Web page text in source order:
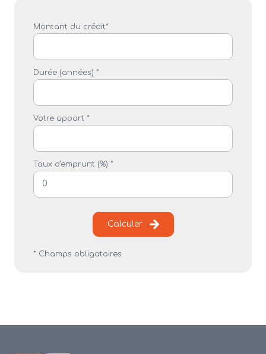
Montant du crédit*
Durée (années) *
Votre apport *
Taux d'emprunt (%) *
Calculer
* Champs obligatoires